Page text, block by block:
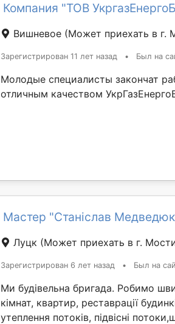
Компания "ТОВ
Вишневое (Может приехать в г.
Зарегистрирован 11 лет назад • Был на
Молодые специалисты закончат
отличным качеством
Мастер "Станіслав
Луцк (Может приехать в г.
Зарегистрирован 6 лет назад • Был на
Ми будівельна бригада. Робимо
кімнат, квартир, реставрації
утеплення потоків, підвісні